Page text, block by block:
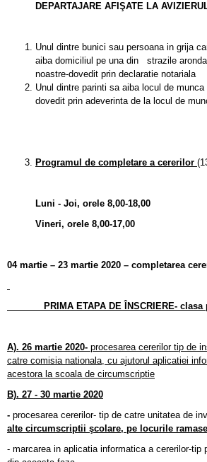
DEPARTAJARE AFIŞATE LA
Unul dintre bunici sau persoana in grija
aiba domiciliul pe una din strazile
noastre-dovedit prin declaratie notariala
Unul dintre parinti sa aiba locul de
dovedit prin adeverinta de la locul de
Programul de completare a cererilor
Luni - Joi, orele 8,00-18,00
Vineri, orele 8,00-17,00
04 martie – 23 martie 2020 – completarea
PRIMA ETAPA DE ÎNSCRIERE- clasa
A). 26 martie 2020- procesarea cererilor tip de
catre comisia nationala, cu ajutorul aplicatiei
acestora la scoala de circumscriptie
B). 27 - 30 martie 2020
- procesarea cererilor- tip de catre unitatea de
alte circumscriptii şcolare, pe locurile
- marcarea in aplicatia informatica a cererilor-tip